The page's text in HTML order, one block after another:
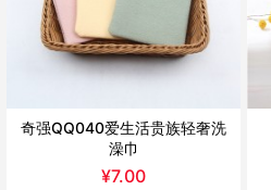
奇强QQ040爱生活贵族轻奢洗
澡巾
¥7.00